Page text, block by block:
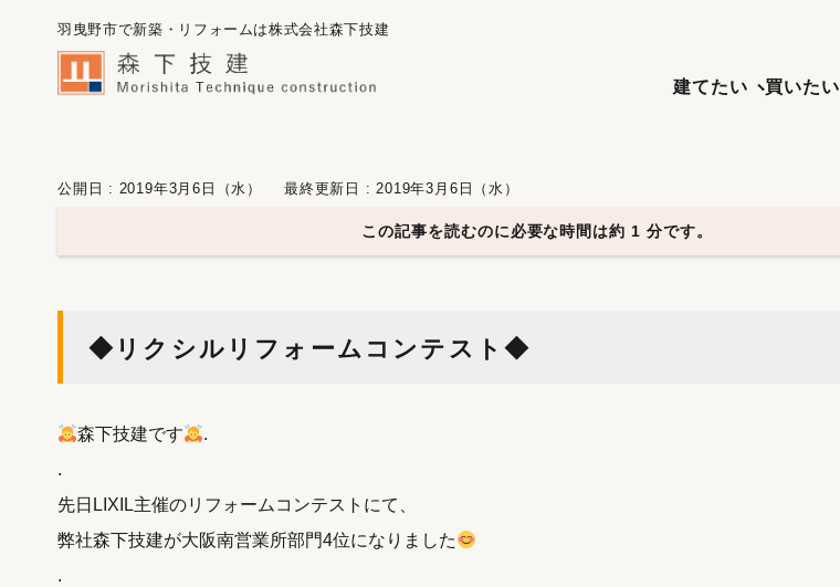
羽曳野市で新築・リフォームは株式会社森下技建
建てたい 買いたい
公開日 : 2019年3月6日（水） 最終更新日 : 2019年3月6日（水）
この記事を読むのに必要な時間は約 1 分です。
◆リクシルリフォームコンテスト◆
森下技建です
.
.
先日LIXIL主催のリフォームコンテストにて、
弊社森下技建が大阪南営業所部門4位になりました
.